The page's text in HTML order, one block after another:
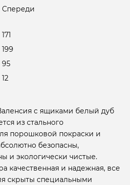
Спереди
171
199
95
12
с ящиками белый дуб
из стального
порошковой покраски и
безопасны,
и экологически чистые.
качественная и надежная, все
скрыты специальными